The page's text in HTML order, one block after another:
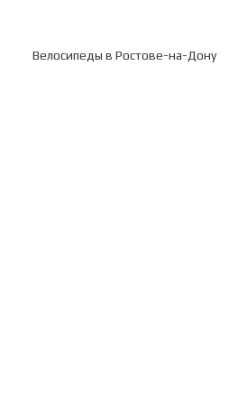
Велосипеды в Ростове-на-Дону